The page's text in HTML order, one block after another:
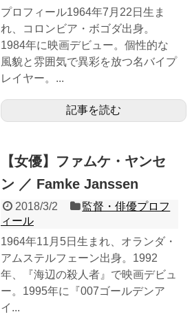
プロフィール1964年7月22日生ま
れ、コロンビア・ボゴダ出身。
1984年に映画デビュー。個性的な
風貌と雰囲気で異彩を放つ名バイプ
レイヤー。...
記事を読む
【女優】ファムケ・ヤンセ
ン ／ Famke Janssen
2018/3/2
監督・俳優プロフ
ィール
1964年11月5日生まれ、オランダ・
アムステルフェーン出身。1992
年、『海辺の殺人者』で映画デビュ
ー。1995年に『007ゴールデンア
イ...